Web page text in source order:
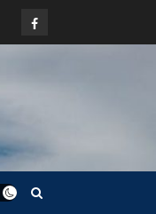
Facebook